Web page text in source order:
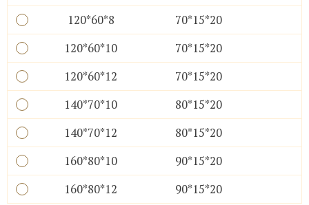
120*60*8
70*15*20
120*60*10
70*15*20
120*60*12
70*15*20
140*70*10
80*15*20
140*70*12
80*15*20
160*80*10
90*15*20
160*80*12
90*15*20